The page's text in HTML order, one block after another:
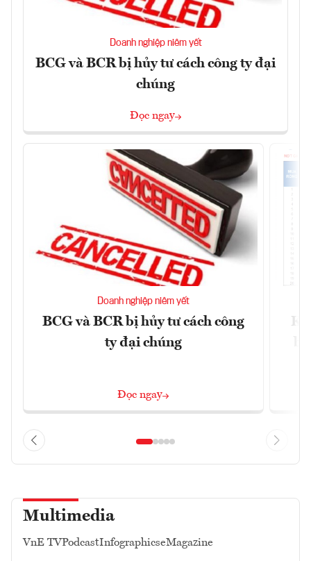
Doanh nghiệp niêm yết
BCG và BCR bị hủy tư cách công ty đại
chúng
Đọc ngay
Doanh nghiệp niêm yết
BCG và BCR bị hủy tư cách công
ty đại chúng
Đọc ngay
Multimedia
VnE TVPodcastInfographicseMagazine